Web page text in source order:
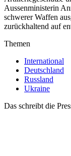
Aussenministerin
schwerer Waffen
zurückhaltend auf
Themen
International
Deutschland
Russland
Ukraine
Das schreibt die